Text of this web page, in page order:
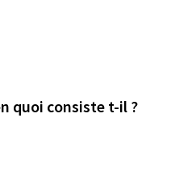
:
quoi consiste t-il ?